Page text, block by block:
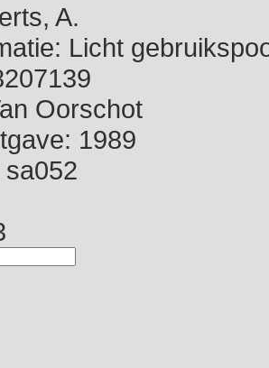
A.
Licht
Oorschot
1989
sa052